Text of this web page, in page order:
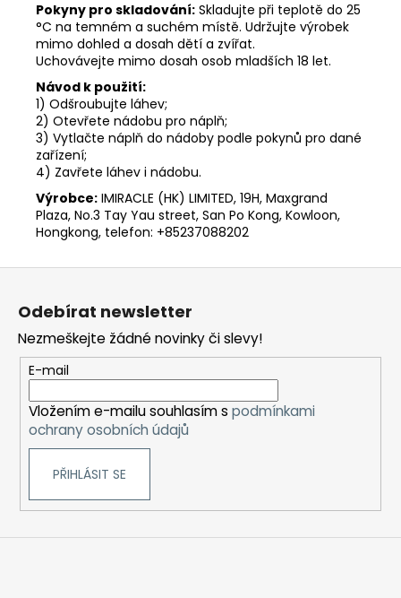
Pokyny pro skladování: Skladujte při teplotě do 25
°C na temném a suchém místě. Udržujte výrobek
mimo dohled a dosah dětí a zvířat.
Uchovávejte mimo dosah osob mladších 18 let.
Návod k použití:
1) Odšroubujte láhev;
2) Otevřete nádobu pro náplň;
3) Vytlačte náplň do nádoby podle pokynů pro dané
zařízení;
4) Zavřete láhev i nádobu.
Výrobce: IMIRACLE (HK) LIMITED, 19H, Maxgrand
Plaza, No.3 Tay Yau street, San Po Kong, Kowloon,
Hongkong, telefon: +85237088202
Odebírat newsletter
Nezmeškejte žádné novinky či slevy!
E-mail
Vložením e-mailu souhlasím s podmínkami
ochrany osobních údajů
PŘIHLÁSIT SE